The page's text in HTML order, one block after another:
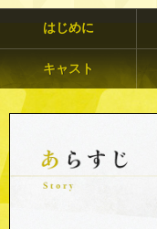
はじめに
キャスト